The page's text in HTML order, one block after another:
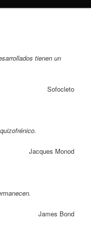
tienen un
Sofocleto
Jacques Monod
James Bond